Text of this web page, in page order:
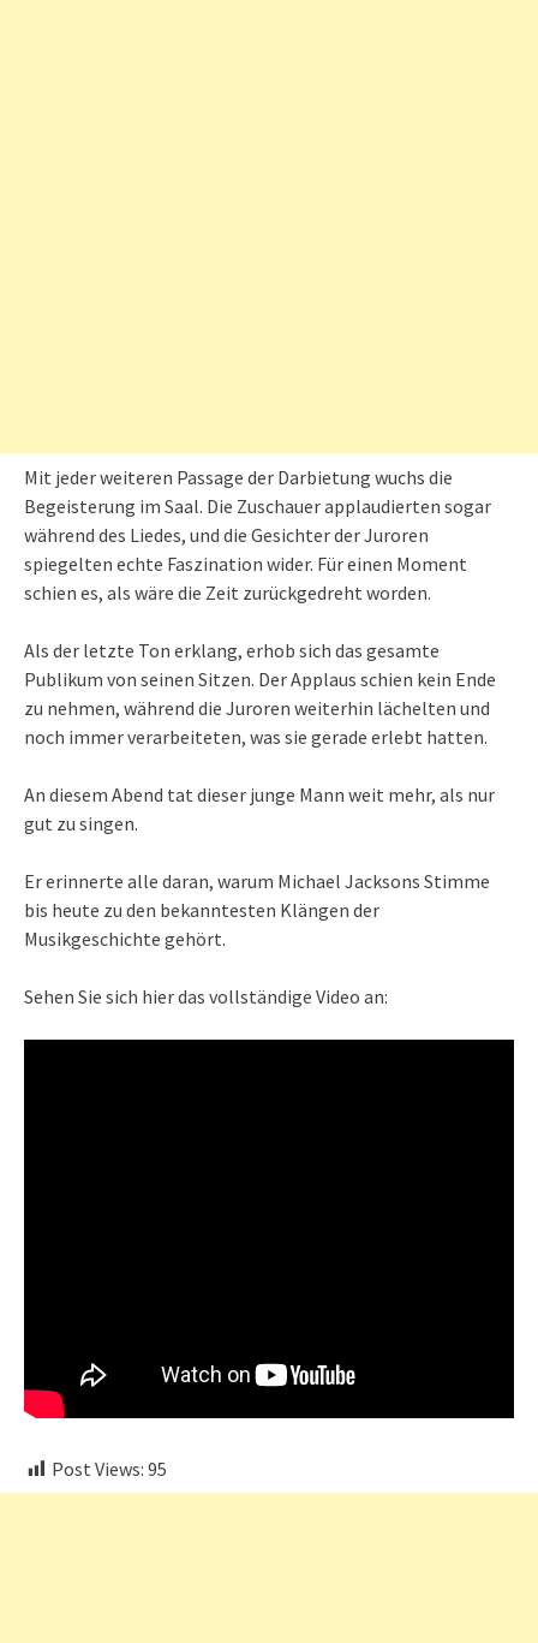
Mit jeder weiteren Passage der Darbietung wuchs die
Begeisterung im Saal. Die Zuschauer applaudierten sogar
während des Liedes, und die Gesichter der Juroren
spiegelten echte Faszination wider. Für einen Moment
schien es, als wäre die Zeit zurückgedreht worden.
Als der letzte Ton erklang, erhob sich das gesamte
Publikum von seinen Sitzen. Der Applaus schien kein Ende
zu nehmen, während die Juroren weiterhin lächelten und
noch immer verarbeiteten, was sie gerade erlebt hatten.
An diesem Abend tat dieser junge Mann weit mehr, als nur
gut zu singen.
Er erinnerte alle daran, warum Michael Jacksons Stimme
bis heute zu den bekanntesten Klängen der
Musikgeschichte gehört.
Sehen Sie sich hier das vollständige Video an:
Post Views: 95